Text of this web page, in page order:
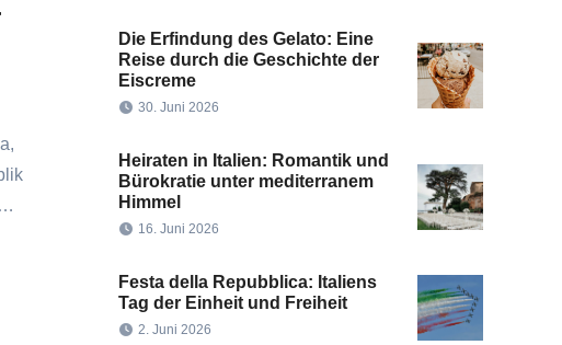
Die Erfindung des Gelato: Eine
Reise durch die Geschichte der
Eiscreme
30. Juni 2026
Heiraten in Italien: Romantik und
Bürokratie unter mediterranem
Himmel
16. Juni 2026
Festa della Repubblica: Italiens
Tag der Einheit und Freiheit
2. Juni 2026